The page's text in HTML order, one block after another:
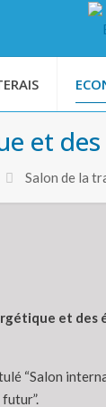
et
Salon de la
et des
“Salon